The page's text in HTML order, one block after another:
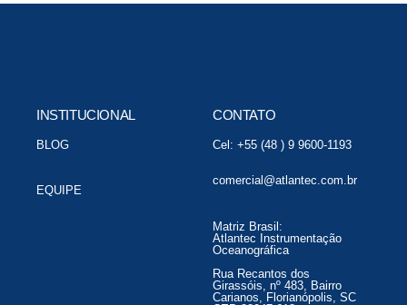
INSTITUCIONAL
BLOG
EQUIPE
CONTATO
Cel: +55 (48 ) 9 9600-1193
comercial@atlantec.com.br
Matriz Brasil:
Atlantec Instrumentação
Oceanográfica
Rua Recantos dos
Girassóis, nº 483, Bairro
Carianos, Florianópolis, SC